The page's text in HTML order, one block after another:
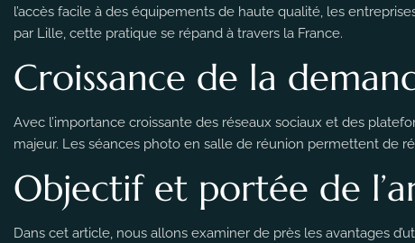
l’accès facile à des équipements de haute qualité, les
par Lille, cette pratique se répand à travers la France.
Croissance de la
Avec l’importance croissante des réseaux sociaux et des
majeur. Les séances photo en salle de réunion permettent de
Objectif et portée de
Dans cet article, nous allons examiner de près les avantages